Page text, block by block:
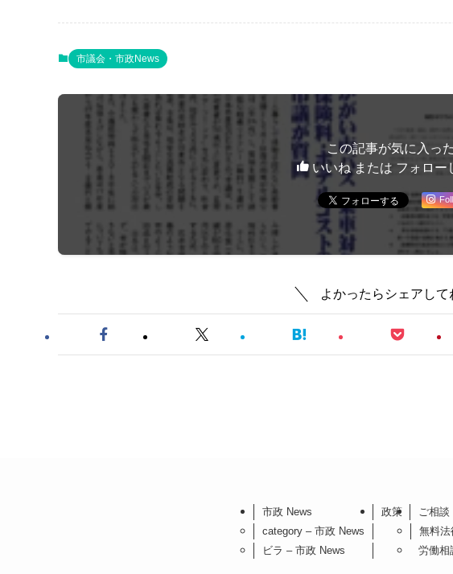
市議会・市政News
この記事が気に入っ
いいね または フォロー
よかったらシェアして
市政 News
category – 市政 News
ビラ – 市政 News
政策
ご相談
無料法
労働相